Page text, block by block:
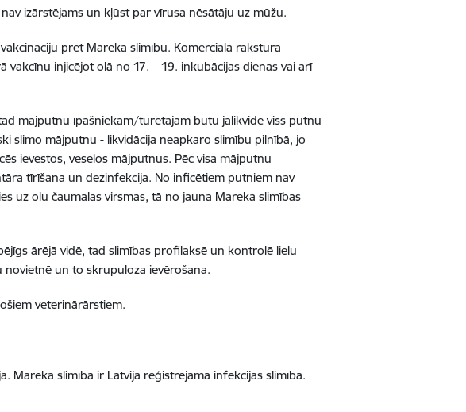
izārstējams un kļūst par vīrusa nēsātāju uz mūžu.
pret Mareka slimību. Komerciāla rakstura
injicējot olā no 17. – 19. inkubācijas dienas vai arī
mājputnu īpašniekam/turētajam būtu jālikvidē viss putnu
slimo mājputnu - likvidācija neapkaro slimību pilnībā, jo
ievestos, veselos mājputnus. Pēc visa mājputnu
tīrīšana un dezinfekcija. No inficētiem putniem nav
uz olu čaumalas virsmas, tā no jauna Mareka slimības
ārējā vidē, tad slimības profilaksē un kontrolē lielu
novietnē un to skrupuloza ievērošana.
veterinārārstiem.
Mareka slimība ir Latvijā reģistrējama infekcijas slimība.